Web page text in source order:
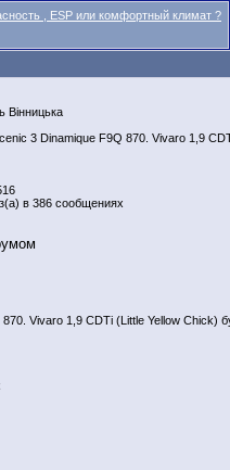
, ESP или комфортный климат ?
Вінницька
3 Dinamique F9Q 870. Vivaro 1,9
в 386 сообщениях
Vivaro 1,9 CDTi (Little Yellow Chick)